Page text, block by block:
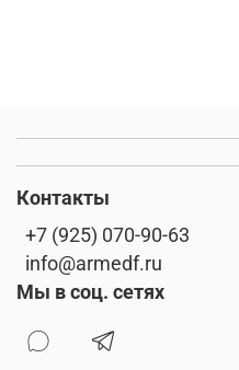
Контакты
+7 (925) 070-90-63
info@armedf.ru
Мы в соц. сетях